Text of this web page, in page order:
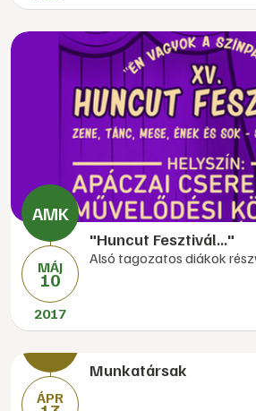
MÁJ
10
2017
"Huncut Fesztivál..."
Alsó tagozatos diákok
ÁPR
Munkatársak